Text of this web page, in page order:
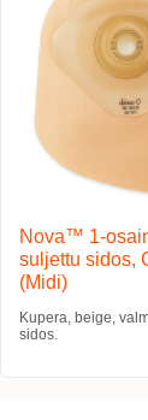
Nova™ 1-
suljettu sidos,
(Midi)
Kupera, beige,
sidos.